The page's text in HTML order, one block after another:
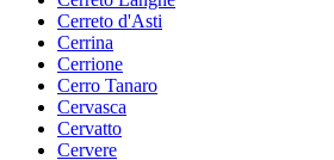
Cerreto d'Asti
Cerrina
Cerrione
Cerro Tanaro
Cervasca
Cervatto
Cervere